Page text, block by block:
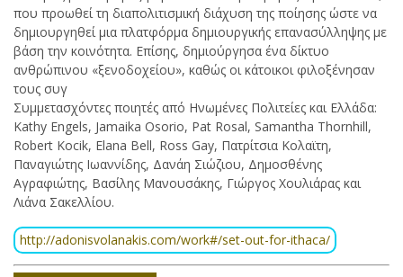
που προωθεί τη διαπολιτισμική διάχυση της ποίησης ώστε να
δημιουργηθεί μια πλατφόρμα δημιουργικής επανασύλληψης με
βάση την κοινότητα. Επίσης, δημιούργησα ένα δίκτυο
ανθρώπινου «ξενοδοχείου», καθώς οι κάτοικοι φιλοξένησαν
τους συγ
Συμμετασχόντες ποιητές από Ηνωμένες Πολιτείες και Ελλάδα:
Kathy Engels, Jamaika Osorio, Pat Rosal, Samantha Thornhill,
Robert Kocik, Elana Bell, Ross Gay, Πατρίτσια Κολαϊτη,
Παναγιώτης Ιωαννίδης, Δανάη Σιώζιου, Δημοσθένης
Αγραφιώτης, Βασίλης Μανουσάκης, Γιώργος Χουλιάρας και
Λιάνα Σακελλίου.
http://adonisvolanakis.com/work#/set-out-for-ithaca/